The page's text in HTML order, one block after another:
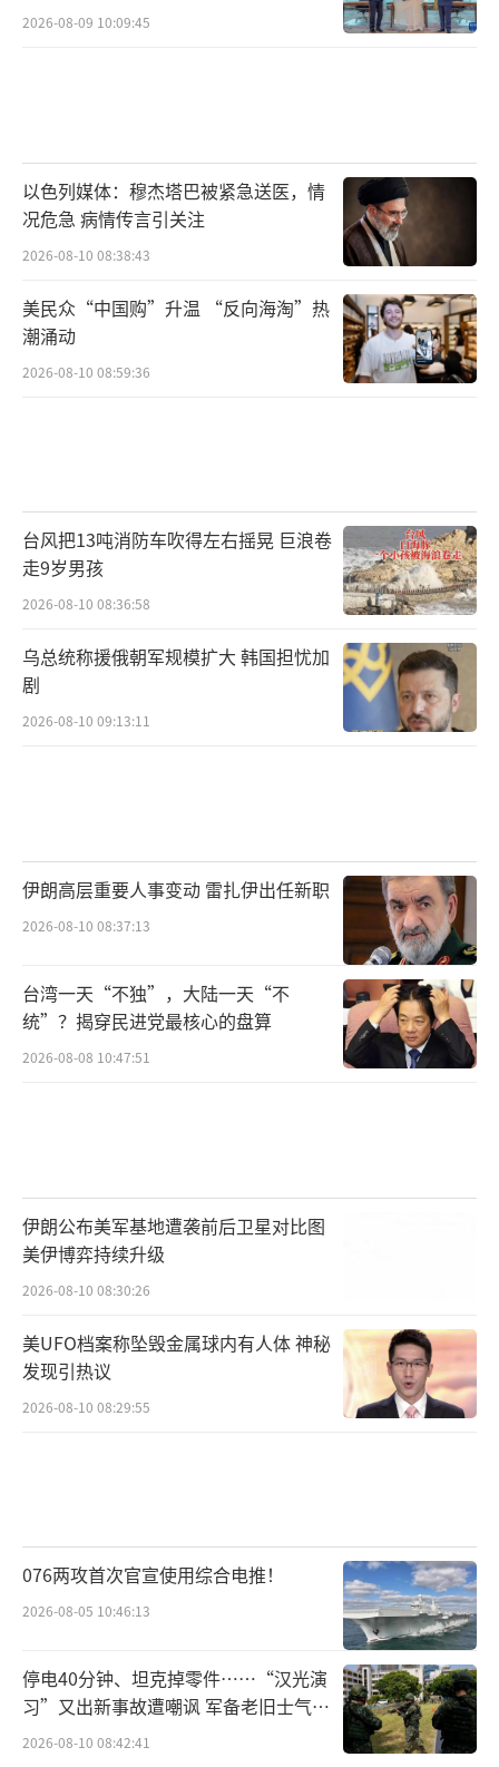
2026-08-09 10:09:45
以色列媒体：穆杰塔巴被紧急送医，情
况危急 病情传言引关注
2026-08-10 08:38:43
美民众“中国购”升温 “反向海淘”热
潮涌动
2026-08-10 08:59:36
台风把13吨消防车吹得左右摇晃 巨浪卷
走9岁男孩
2026-08-10 08:36:58
乌总统称援俄朝军规模扩大 韩国担忧加
剧
2026-08-10 09:13:11
伊朗高层重要人事变动 雷扎伊出任新职
2026-08-10 08:37:13
台湾一天“不独”，大陆一天“不
统”？揭穿民进党最核心的盘算
2026-08-08 10:47:51
伊朗公布美军基地遭袭前后卫星对比图
美伊博弈持续升级
2026-08-10 08:30:26
美UFO档案称坠毁金属球内有人体 神秘
发现引热议
2026-08-10 08:29:55
076两攻首次官宣使用综合电推！
2026-08-05 10:46:13
停电40分钟、坦克掉零件……“汉光演
习”又出新事故遭嘲讽 军备老旧士气低
落
2026-08-10 08:42:41